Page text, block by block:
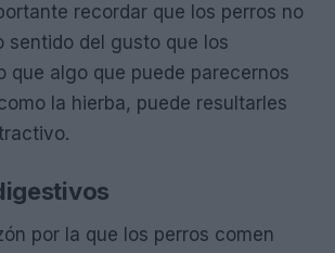
recordar que los perros no
sentido del gusto que los
que algo que puede parecernos
la hierba, puede resultarles
por la que los perros comen